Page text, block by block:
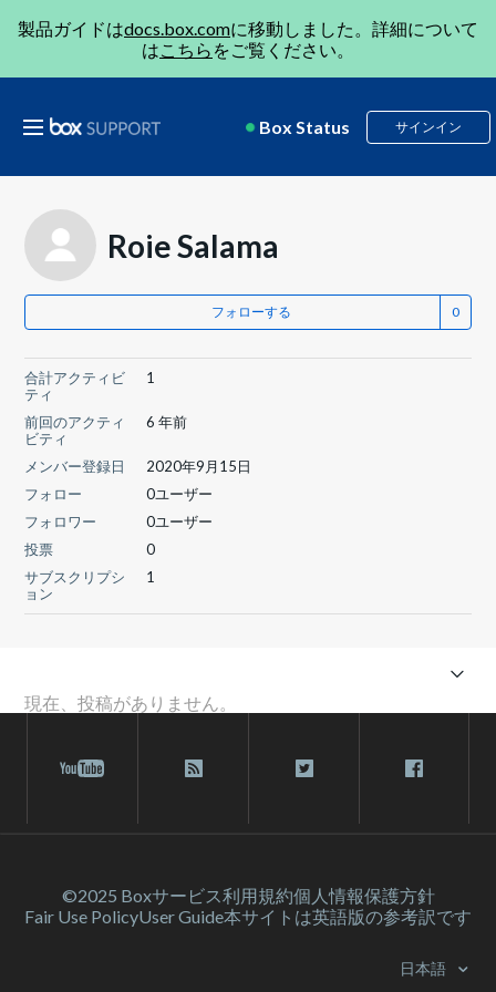
製品ガイドはdocs.box.comに移動しました。詳細について
はこちら をご覧ください。
Box Status サインイン
Roie Salama
フォローする
合計アクティビ
ティ
1
前回のアクティ
ビティ
6 年前
メンバー登録日
2020年9月15日
フォロー
0ユーザー
フォロワー
0ユーザー
投票
0
サブスクリプシ
ョン
1
現在、投稿がありません。
©2025 Boxサービス利⽤規約個人情報保護方針
Fair Use PolicyUser Guide本サイトは英語版の参考訳です
日本語